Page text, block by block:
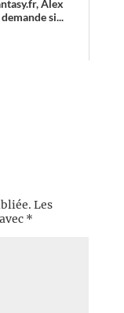
Alex
si...
Les
*